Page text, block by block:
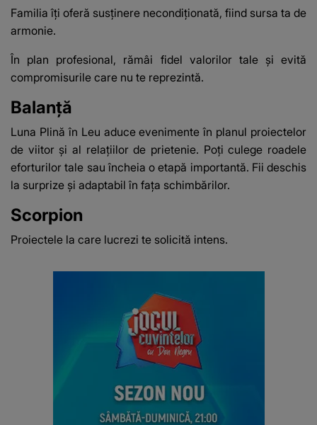
Familia îți oferă susținere necondiționată, fiind sursa ta de
armonie.
În plan profesional, rămâi fidel valorilor tale și evită
compromisurile care nu te reprezintă.
Balanță
Luna Plină în Leu aduce evenimente în planul proiectelor
de viitor și al relațiilor de prietenie. Poți culege roadele
eforturilor tale sau încheia o etapă importantă. Fii deschis
la surprize și adaptabil în fața schimbărilor.
Scorpion
Proiectele la care lucrezi te solicită intens.